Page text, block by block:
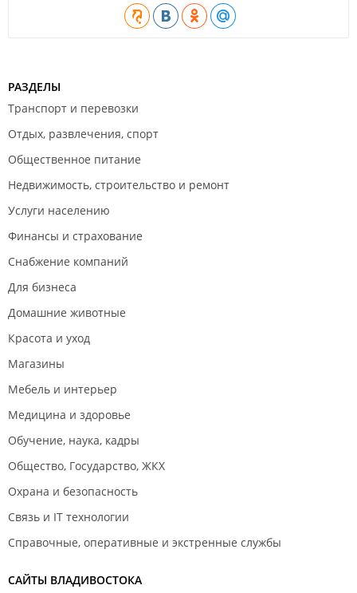
РАЗДЕЛЫ
Транспорт и перевозки
Отдых, развлечения, спорт
Общественное питание
Недвижимость, строительство и ремонт
Услуги населению
Финансы и страхование
Снабжение компаний
Для бизнеса
Домашние животные
Красота и уход
Магазины
Мебель и интерьер
Медицина и здоровье
Обучение, наука, кадры
Общество, Государство, ЖКХ
Охрана и безопасность
Связь и IT технологии
Справочные, оперативные и экстренные службы
САЙТЫ ВЛАДИВОСТОКА